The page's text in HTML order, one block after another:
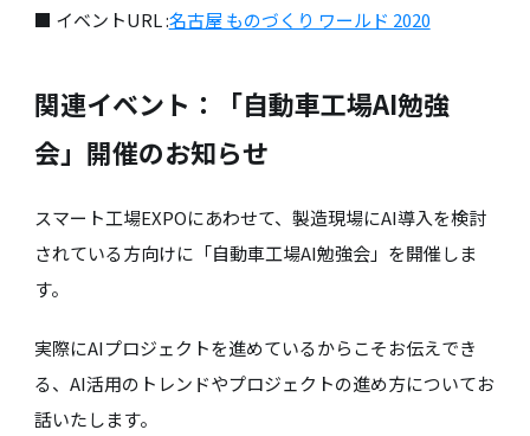
■ イベントURL :名古屋 ものづくり ワールド 2020
関連イベント：「自動車工場AI勉強
会」開催のお知らせ
スマート工場EXPOにあわせて、製造現場にAI導入を検討
されている方向けに「自動車工場AI勉強会」を開催しま
す。
実際にAIプロジェクトを進めているからこそお伝えでき
る、AI活用のトレンドやプロジェクトの進め方についてお
話いたします。